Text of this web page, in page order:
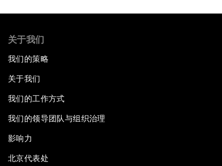
关于我们
我们的策略
关于我们
我们的工作方式
我们的领导团队与组织治理
影响力
北京代表处